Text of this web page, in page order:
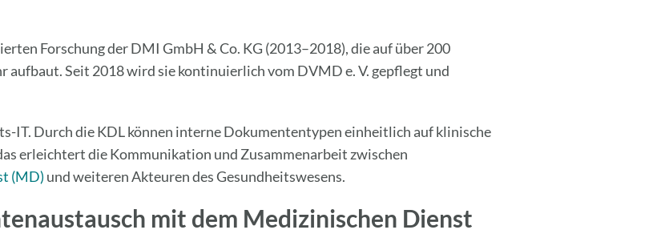
Forschung der DMI GmbH & Co. KG (2013–2018), die auf über 200
Seit 2018 wird sie kontinuierlich vom DVMD e. V. gepflegt und
IT. Durch die KDL können interne Dokumententypen einheitlich auf klinische
erleichtert die Kommunikation und Zusammenarbeit zwischen
(MD) und weiteren Akteuren des Gesundheitswesens.
mit dem Medizinischen Dienst